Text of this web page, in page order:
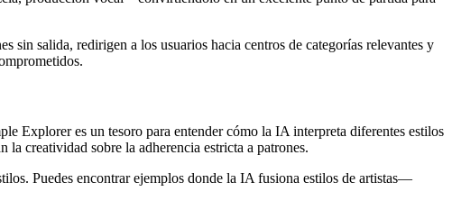
sin salida, redirigen a los usuarios hacia centros de categorías relevantes y
Explorer es un tesoro para entender cómo la IA interpreta diferentes estilos
creatividad sobre la adherencia estricta a patrones.
Puedes encontrar ejemplos donde la IA fusiona estilos de artistas—